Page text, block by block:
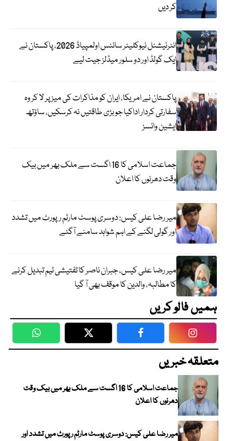
کر دیں
انٹرنیشنل نیوکلیئر سائنس اولمپیاڈ 2026، پاکستان نے
ایک گولڈ اور دو سلور میڈلز جیت لیے
پاکستان نے امریکا، ایران کو مذاکرات کی میز پر لا کر وہ
سفارتی کردار اداکیا جو بڑی طاقتیں نہ کرسکیں، ساؤتھ
ایشین وائسز
جماعت اسلامی کا 16 اگست سے ملک بھر میں بیک
وقت دھرنوں کا اعلان
میر رضا علی کیس: دوسری پوسٹ مارٹم رپورٹ میں تشدد
اور گولی لگنے کے اہم شواہد سامنے آگئے
میر رضا علی کیس، جبران ناصر کا تفتیشی ٹیم تبدیل کرنے
کا مطالبہ، والدین کا موقف بھی آ گیا
ہمیں فالو کریں
WhatsApp Twitter Facebook
متعلقہ خبریں
جماعت اسلامی کا 16 اگست سے ملک بھر میں بیک وقت
دھرنوں کا اعلان
میر رضا علی کیس: دوسری پوسٹ مارٹم رپورٹ میں تشدد اور